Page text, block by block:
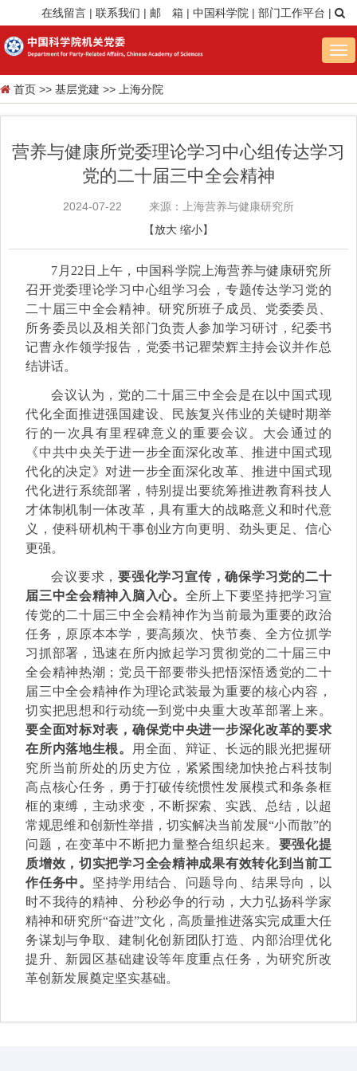
在线留言 | 联系我们 | 邮 箱 | 中国科学院 | 部门工作平台 |
首页 >> 基层党建 >> 上海分院
营养与健康所党委理论学习中心组传达学习
党的二十届三中全会精神
2024-07-22
来源：上海营养与健康研究所
【放大 缩小】
7月22日上午，中国科学院上海营养与健康研究所
召开党委理论学习中心组学习会，专题传达学习党的
二十届三中全会精神。研究所班子成员、党委委员、
所务委员以及相关部门负责人参加学习研讨，纪委书
记曹永作领学报告，党委书记瞿荣辉主持会议并作总
结讲话。
会议认为，党的二十届三中全会是在以中国式现
代化全面推进强国建设、民族复兴伟业的关键时期举
行的一次具有里程碑意义的重要会议。大会通过的
《中共中央关于进一步全面深化改革、推进中国式现
代化的决定》对进一步全面深化改革、推进中国式现
代化进行系统部署，特别提出要统筹推进教育科技人
才体制机制一体改革，具有重大的战略意义和时代意
义，使科研机构干事创业方向更明、劲头更足、信心
更强。
会议要求，要强化学习宣传，确保学习党的二十
届三中全会精神入脑入心。 全所上下要坚持把学习宣
传党的二十届三中全会精神作为当前最为重要的政治
任务，原原本本学，要高频次、快节奏、全方位抓学
习抓部署，迅速在所内掀起学习贯彻党的二十届三中
全会精神热潮；党员干部要带头把悟深悟透党的二十
届三中全会精神作为理论武装最为重要的核心内容，
切实把思想和行动统一到党中央重大改革部署上来。
要全面对标对表，确保党中央进一步深化改革的要求
在所内落地生根。
用全面、辩证、长远的眼光把握研
究所当前所处的历史方位，紧紧围绕加快抢占科技制
高点核心任务，勇于打破传统惯性发展模式和条条框
框的束缚，主动求变，不断探索、实践、总结，以超
常规思维和创新性举措，切实解决当前发展“小而散”的
问题，在变革中不断把力量整合组织起来。 要强化提
质增效，切实把学习全会精神成果有效转化到当前工
作任务中。 坚持学用结合、问题导向、结果导向，以
时不我待的精神、分秒必争的行动，大力弘扬科学家
精神和研究所“奋进”文化，高质量推进落实完成重大任
务谋划与争取、建制化创新团队打造、内部治理优化
提升、新园区基础建设等年度重点任务，为研究所改
革创新发展奠定坚实基础。